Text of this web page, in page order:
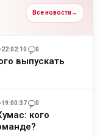
Все новости→
22:02:10 0
выпускать
19:00:37 0
кого